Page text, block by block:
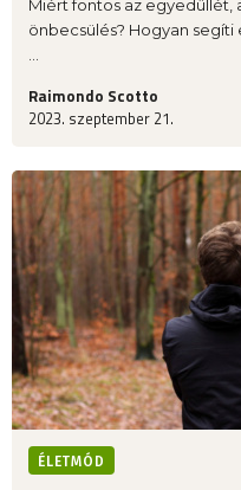
Miért fontos az egyedüllét,
önbecsülés? Hogyan
Raimondo Scotto
2023. szeptember 21.
ÉLETMÓD